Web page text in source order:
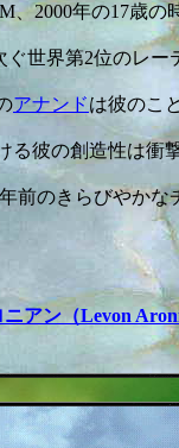
、2000年の17歳の
世界第2位のレー
アナンドは彼のこ
る彼の創造性は衝
前のきらびやかな
アン（Levon